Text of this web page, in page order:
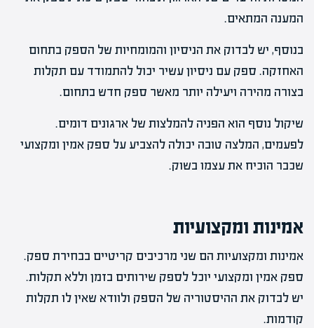
המענה המתאים.
בנוסף, יש לבדוק את הניסיון והמומחיות של הספק בתחום
האחזקה. ספק עם ניסיון עשיר יכול להתמודד עם תקלות
בצורה מהירה ויעילה יותר מאשר ספק חדש בתחום.
שיקול נוסף הוא הפניה להמלצות של ארגונים דומים.
לפעמים, המלצה טובה יכולה להצביע על ספק אמין ומקצועי
שכבר הוכיח את עצמו בשוק.
אמינות ומקצועיות
אמינות ומקצועיות הם שני מרכיבים קריטיים בבחירת ספק.
ספק אמין ומקצועי יוכל לספק שירותים בזמן וללא תקלות.
יש לבדוק את ההיסטוריה של הספק ולוודא שאין לו תקלות
קודמות.